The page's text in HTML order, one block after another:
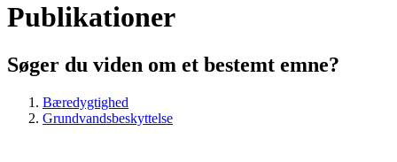
Publikationer
Søger du viden om et bestemt emne?
Bæredygtighed
Grundvandsbeskyttelse